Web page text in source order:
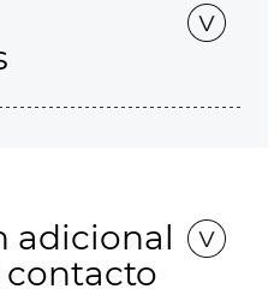
adicional
contacto